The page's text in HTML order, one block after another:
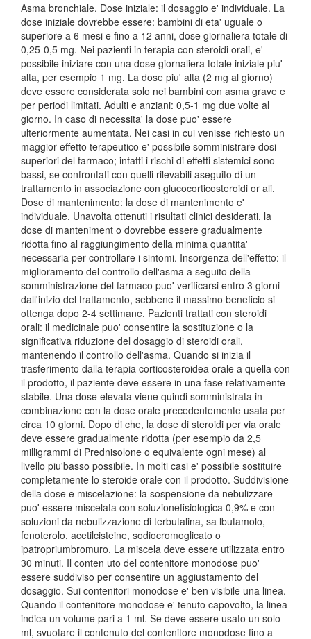
Asma bronchiale. Dose iniziale: il dosaggio e' individuale. La
dose iniziale dovrebbe essere: bambini di eta' uguale o
superiore a 6 mesi e fino a 12 anni, dose giornaliera totale di
0,25-0,5 mg. Nei pazienti in terapia con steroidi orali, e'
possibile iniziare con una dose giornaliera totale iniziale piu'
alta, per esempio 1 mg. La dose piu' alta (2 mg al giorno)
deve essere considerata solo nei bambini con asma grave e
per periodi limitati. Adulti e anziani: 0,5-1 mg due volte al
giorno. In caso di necessita' la dose puo' essere
ulteriormente aumentata. Nei casi in cui venisse richiesto un
maggior effetto terapeutico e' possibile somministrare dosi
superiori del farmaco; infatti i rischi di effetti sistemici sono
bassi, se confrontati con quelli rilevabili aseguito di un
trattamento in associazione con glucocorticosteroidi or ali.
Dose di mantenimento: la dose di mantenimento e'
individuale. Unavolta ottenuti i risultati clinici desiderati, la
dose di manteniment o dovrebbe essere gradualmente
ridotta fino al raggiungimento della minima quantita'
necessaria per controllare i sintomi. Insorgenza dell'effetto: il
miglioramento del controllo dell'asma a seguito della
somministrazione del farmaco puo' verificarsi entro 3 giorni
dall'inizio del trattamento, sebbene il massimo beneficio si
ottenga dopo 2-4 settimane. Pazienti trattati con steroidi
orali: il medicinale puo' consentire la sostituzione o la
significativa riduzione del dosaggio di steroidi orali,
mantenendo il controllo dell'asma. Quando si inizia il
trasferimento dalla terapia corticosteroidea orale a quella con
il prodotto, il paziente deve essere in una fase relativamente
stabile. Una dose elevata viene quindi somministrata in
combinazione con la dose orale precedentemente usata per
circa 10 giorni. Dopo di che, la dose di steroidi per via orale
deve essere gradualmente ridotta (per esempio da 2,5
milligrammi di Prednisolone o equivalente ogni mese) al
livello piu'basso possibile. In molti casi e' possibile sostituire
completamente lo steroide orale con il prodotto. Suddivisione
della dose e miscelazione: la sospensione da nebulizzare
puo' essere miscelata con soluzionefisiologica 0,9% e con
soluzioni da nebulizzazione di terbutalina, sa lbutamolo,
fenoterolo, acetilcisteine, sodiocromoglicato o
ipatropriumbromuro. La miscela deve essere utilizzata entro
30 minuti. Il conten uto del contenitore monodose puo'
essere suddiviso per consentire un aggiustamento del
dosaggio. Sui contenitori monodose e' ben visibile una linea.
Quando il contenitore monodose e' tenuto capovolto, la linea
indica un volume pari a 1 ml. Se deve essere usato un solo
ml, svuotare il contenuto del contenitore monodose fino a